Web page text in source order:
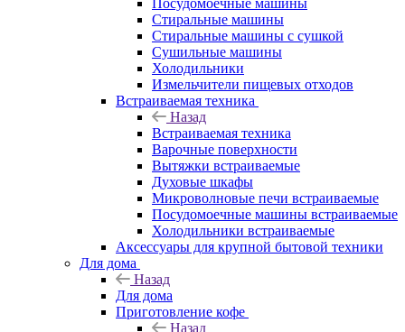
Посудомоечные машины
Стиральные машины
Стиральные машины с сушкой
Сушильные машины
Холодильники
Измельчители пищевых отходов
Встраиваемая техника
Назад
Встраиваемая техника
Варочные поверхности
Вытяжки встраиваемые
Духовые шкафы
Микроволновые печи встраиваемые
Посудомоечные машины встраиваемые
Холодильники встраиваемые
Аксессуары для крупной бытовой техники
Для дома
Назад
Для дома
Приготовление кофе
Назад